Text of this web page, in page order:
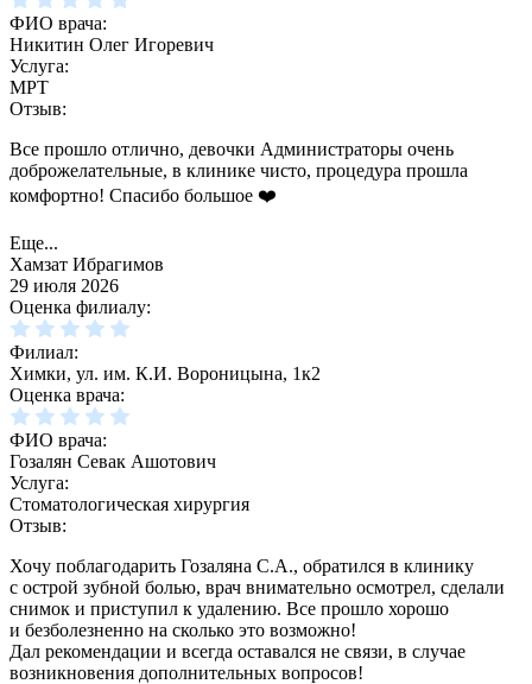
ФИО врача:
Никитин Олег Игоревич
Услуга:
МРТ
Отзыв:
Все прошло отлично, девочки Администраторы очень
доброжелательные, в клинике чисто, процедура прошла
комфортно! Спасибо большое ❤️
Еще...
Хамзат Ибрагимов
29 июля 2026
Оценка филиалу:
Филиал:
Химки, ул. им. К.И. Вороницына, 1к2
Оценка врача:
ФИО врача:
Гозалян Севак Ашотович
Услуга:
Стоматологическая хирургия
Отзыв:
Хочу поблагодарить Гозаляна С.А., обратился в клинику
с острой зубной болью, врач внимательно осмотрел, сделали
снимок и приступил к удалению. Все прошло хорошо
и безболезненно на сколько это возможно!
Дал рекомендации и всегда оставался не связи, в случае
возникновения дополнительных вопросов!